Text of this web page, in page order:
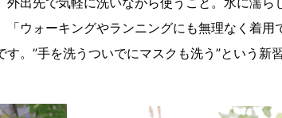
「ウォーキングやランニングにも無理なく着用
。”手を洗うついでにマスクも洗う”という新